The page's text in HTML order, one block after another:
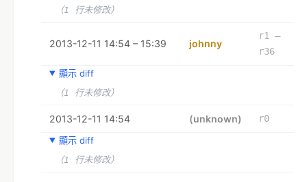
（1 行未修改）
2013-12-11 14:54 – 15:39 johnny
r1 –
r36
顯示 diff
（1 行未修改）
2013-12-11 14:54 (unknown)
r0
顯示 diff
（1 行未修改）